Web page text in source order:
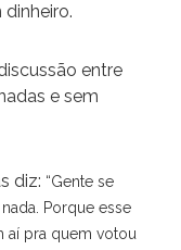
entre
e sem
diz: “Gente se
Porque esse
aí pra quem votou